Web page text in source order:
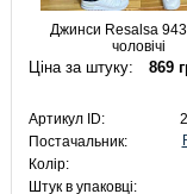
Джинси Resalsa
чоловічі
Ціна за штуку: 869
Артикул ID:
Постачальник:
Колір:
Штук в упаковці: